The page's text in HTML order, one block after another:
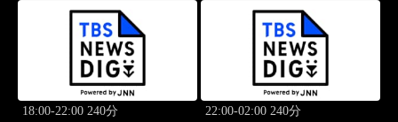
18:00-22:00 240分 22:00-02:00 240分